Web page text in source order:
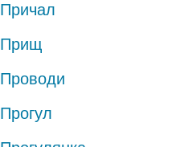
Причал
Прищ
Проводи
Прогул